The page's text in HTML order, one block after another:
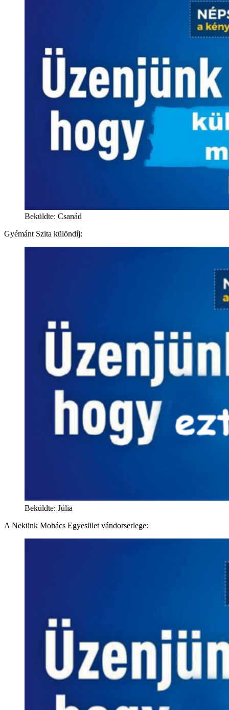
Beküldte: Csanád
Gyémánt Szita különdíj:
Beküldte: Júlia
A Nekünk Mohács Egyesület vándorserlege: